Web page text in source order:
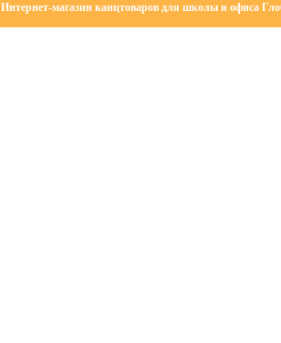
Интернет-магазин канцтоваров для школы и офиса